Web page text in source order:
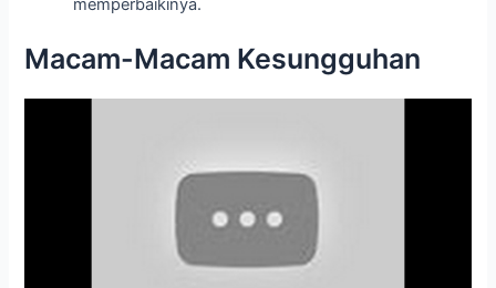
Hingga detik ini, ada banyak sekali macam-macam
Sebelum membahas macam-macam kesungguhan, tentu
akan lebih baik jika kita sepakat, bahwa makna atau arti
manjadda wa jada ini tidak harus dimaknai secara sempit.